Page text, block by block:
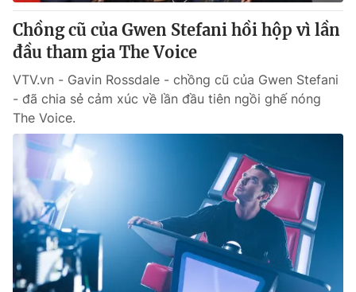
Chồng cũ của Gwen Stefani hồi hộp vì lần
đầu tham gia The Voice
VTV.vn - Gavin Rossdale - chồng cũ của Gwen Stefani
- đã chia sẻ cảm xúc về lần đầu tiên ngồi ghế nóng
The Voice.